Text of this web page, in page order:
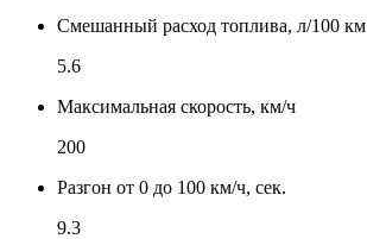
Смешанный расход топлива, л/100 км
5.6
Максимальная скорость, км/ч
200
Разгон от 0 до 100 км/ч, сек.
9.3